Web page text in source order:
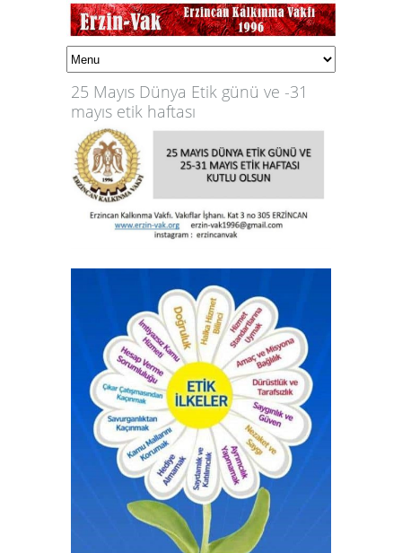
25 Mayıs Dünya Etik günü ve -31
mayıs etik haftası